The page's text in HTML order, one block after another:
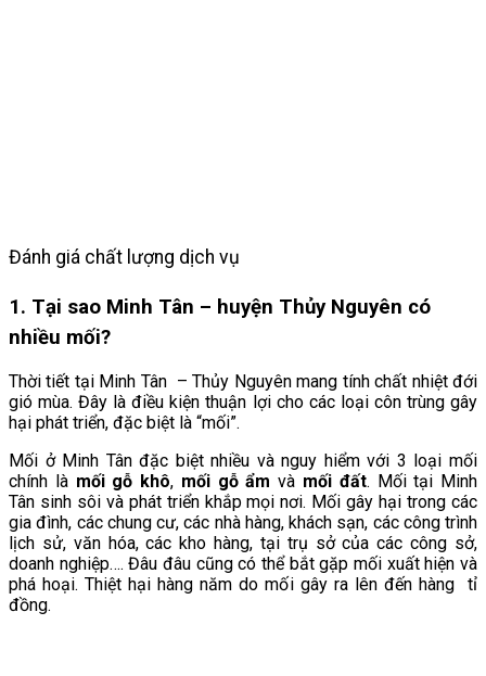
Đánh giá chất lượng dịch vụ
1. Tại sao Minh Tân – huyện Thủy Nguyên có
nhiều mối?
Thời tiết tại Minh Tân – Thủy Nguyên mang tính chất nhiệt đới
gió mùa. Đây là điều kiện thuận lợi cho các loại côn trùng gây
hại phát triển, đặc biệt là “mối”.
Mối ở Minh Tân đặc biệt nhiều và nguy hiểm với 3 loại mối
chính là mối gỗ khô, mối gỗ ẩm và mối đất. Mối tại Minh
Tân sinh sôi và phát triển khắp mọi nơi. Mối gây hại trong các
gia đình, các chung cư, các nhà hàng, khách sạn, các công trình
lịch sử, văn hóa, các kho hàng, tại trụ sở của các công sở,
doanh nghiệp…. Đâu đâu cũng có thể bắt gặp mối xuất hiện và
phá hoại. Thiệt hại hàng năm do mối gây ra lên đến hàng tỉ
đồng.